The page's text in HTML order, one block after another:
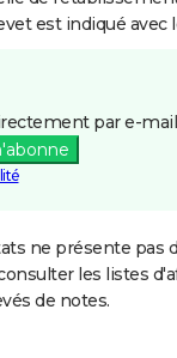
est indiqué avec
par e-
ne présente pas
les listes
de notes.